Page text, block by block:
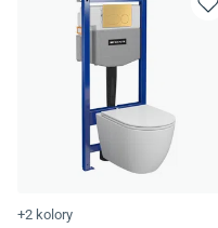
+2 kolory